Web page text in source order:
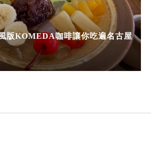
版KOMEDA咖啡讓你吃遍名古屋